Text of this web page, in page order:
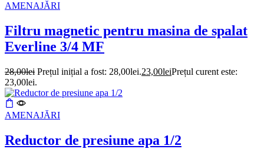
AMENAJĂRI
Filtru magnetic pentru masina de spalat
Everline 3/4 MF
28,00lei Prețul inițial a fost: 28,00lei.23,00leiPrețul curent este:
23,00lei.
AMENAJĂRI
Reductor de presiune apa 1/2